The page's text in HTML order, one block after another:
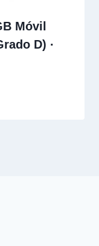
Móvil
D) ·